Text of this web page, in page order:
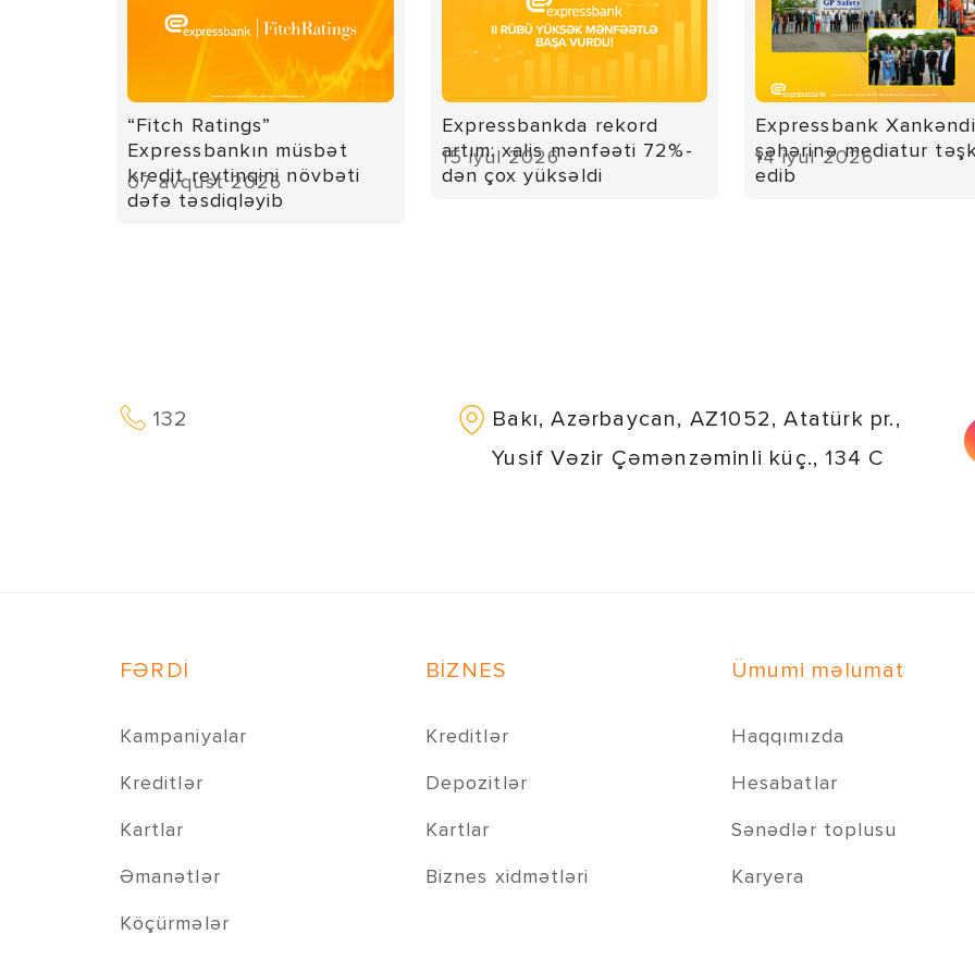
“Fitch Ratings”
Expressbankın müsbət
kredit reytinqini növbəti
dəfə təsdiqləyib
07 avqust 2026
Expressbankda rekord
artım: xalis mənfəəti 72%-
dən çox yüksəldi
15 iyul 2026
Expressbank Xankəndi
şəhərinə mediatur
edib
14 iyul 2026
132
Bakı, Azərbaycan, AZ1052, Atatürk pr.,
Yusif Vəzir Çəmənzəminli küç., 134 C
FƏRDİ
Kampaniyalar
Kreditlər
Kartlar
Əmanətlər
Köçürmələr
BİZNES
Kreditlər
Depozitlər
Kartlar
Biznes xidmətləri
Ümumi məlumat
Haqqımızda
Hesabatlar
Sənədlər toplusu
Karyera